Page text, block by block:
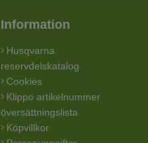
Information
Husqvarna
reservdelskatalog
Cookies
Klippo artikelnummer
översättningslista
Köpvillkor